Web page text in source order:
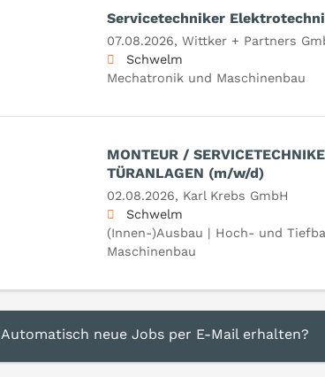
Servicetechniker
07.08.2026, Wittker + Partners
Schwelm
Mechatronik und Maschinenbau
MONTEUR /
TÜRANLAGEN (m/w/d)
02.08.2026, Karl Krebs GmbH
Schwelm
(Innen-)Ausbau | Hoch- und
Maschinenbau
Automatisch neue Jobs per E-Mail erhalten?